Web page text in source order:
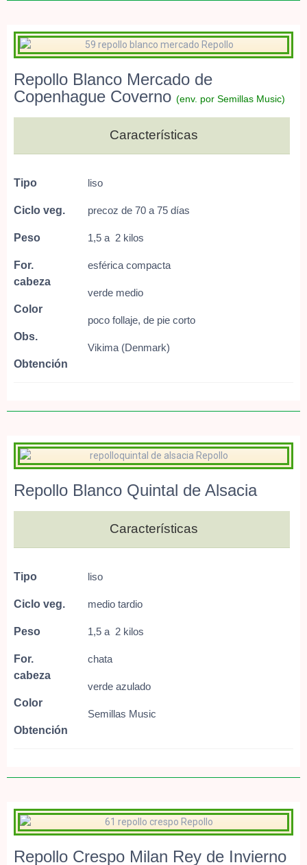
Repollo Blanco Mercado de
Copenhague Coverno (env. por Semillas Music)
Características
Tipo
Ciclo veg.
Peso
For.
cabeza
Color
Obs.
Obtención
liso
precoz de 70 a 75 días
1,5 a 2 kilos
esférica compacta
verde medio
poco follaje, de pie corto
Vikima (Denmark)
Repollo Blanco Quintal de Alsacia
Características
Tipo
Ciclo veg.
Peso
For.
cabeza
Color
Obtención
liso
medio tardio
1,5 a 2 kilos
chata
verde azulado
Semillas Music
Repollo Crespo Milan Rey de Invierno